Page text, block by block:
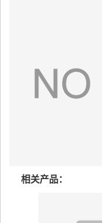
相关产品：